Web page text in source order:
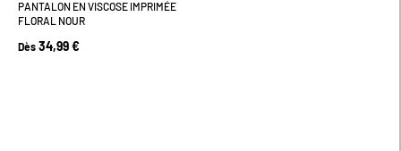
PANTALON EN VISCOSE IMPRIMÉE
FLORAL NOUR
Dès 34,99 €